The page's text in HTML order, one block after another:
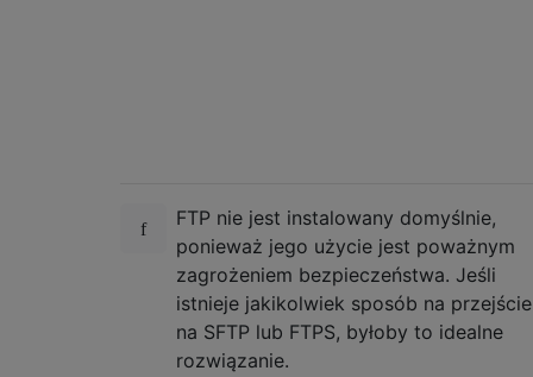
FTP nie jest instalowany domyślnie,
ponieważ jego użycie jest poważnym
zagrożeniem bezpieczeństwa. Jeśli
istnieje jakikolwiek sposób na przejście
na SFTP lub FTPS, byłoby to idealne
rozwiązanie.